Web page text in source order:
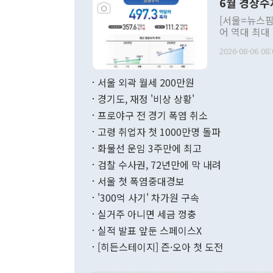
주의적 희망
관의 대북
관 부처 장
관의 무리한
다. [정동영 통일부 장관이 지난달 23일 오후 서울 종로구 정부서울청사에
무너졌다고
함께 4자 대
"우리의 선
[서울=뉴스
어 역대 최
료=한국은행] 한국은행이 6일 발표한 '2026년 6월 국제수지(잠정)'
며 월간 기
196.9% 급
수출은
기록했지만
로 전환됐다.
2026-08-06
서울 외곽 월세 200만원
경기도, 재정 '비상 상황'
프로야구 전 경기 폭염 취소
고령 취업자 첫 1000만명 돌파
화물선 운임 3주만에 최고
검찰 수사권, 72년만에 막 내려
서울 첫 폭염중대경보
'300억 사기' 차가원 구속
실거주 아니면 세금 껑충
실적 발표 앞둔 스페이스X
[히든스테이지] 즌·오아 첫 도전